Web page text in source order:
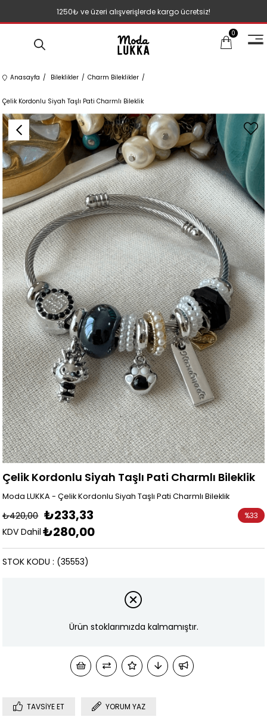
1250₺ ve üzeri alışverişlerde kargo ücretsiz!
0
Anasayfa Bileklikler Charm Bileklikler
Çelik Kordonlu Siyah Taşlı Pati Charmlı Bileklik
Çelik Kordonlu Siyah Taşlı Pati Charmlı Bileklik
Moda LUKKA - Çelik Kordonlu Siyah Taşlı Pati Charmlı Bileklik
₺420,00 ₺233,33
KDV Dahil ₺280,00
%33
(35553)
STOK KODU
Ürün stoklarımızda kalmamıştır.
TAVSIYE ET YORUM YAZ